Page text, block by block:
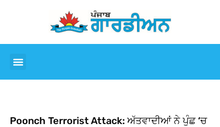
Poonch Terrorist Attack: ਅੱਤਵਾਦੀਆਂ ਨੇ ਪੁੰਛ ‘ਚ